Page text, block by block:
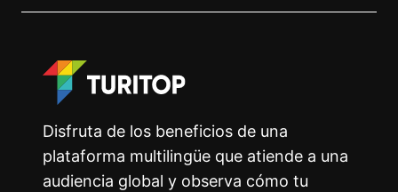
WEBHOOKS
DE
LIBERAN
TU
TIEMPO
Disfruta de los beneficios de una
plataforma multilingüe que atiende a una
audiencia global y observa cómo tu